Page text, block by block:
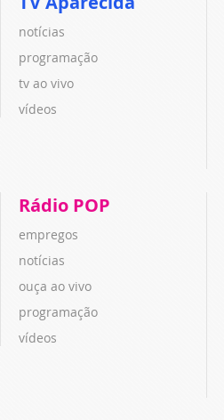
notícias
programação
tv ao vivo
vídeos
Rádio POP
empregos
notícias
ouça ao vivo
programação
vídeos